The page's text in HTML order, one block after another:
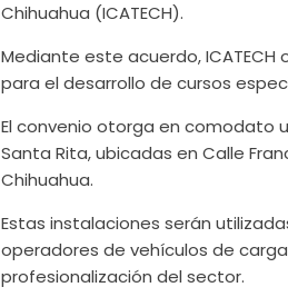
Chihuahua (ICATECH).
Mediante este acuerdo,
para el desarrollo de cursos
El convenio otorga en comodato
Santa Rita, ubicadas en Calle
Chihuahua.
Estas instalaciones serán
operadores de vehículos de
profesionalización del sector.